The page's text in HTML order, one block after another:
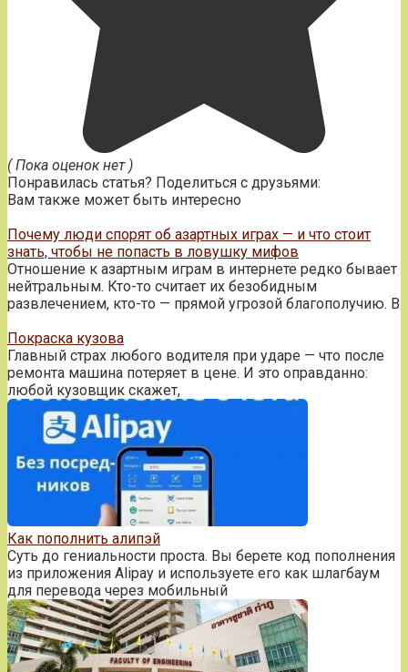
( Пока оценок нет )
Понравилась статья? Поделиться с друзьями:
Вам также может быть интересно
Почему люди спорят об азартных играх — и что стоит
знать, чтобы не попасть в ловушку мифов
Отношение к азартным играм в интернете редко бывает
нейтральным. Кто-то считает их безобидным
развлечением, кто-то — прямой угрозой благополучию. В
Покраска кузова
Главный страх любого водителя при ударе — что после
ремонта машина потеряет в цене. И это оправданно:
любой кузовщик скажет,
Как пополнить алипэй
Суть до гениальности проста. Вы берете код пополнения
из приложения Alipay и используете его как шлагбаум
для перевода через мобильный